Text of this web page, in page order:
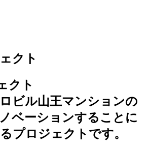
クト
クト
ビル山王マンションの
ベーションすることに
プロジェクトです。